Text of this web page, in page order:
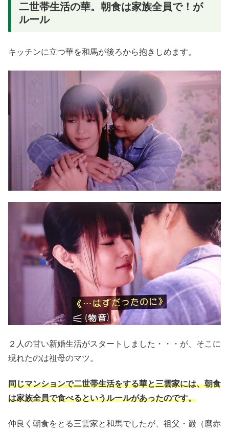
二世帯生活の華。朝食は家族全員で！が
ルール
キッチンに立つ華を和馬が後ろから抱きしめます。
２人の甘い新婚生活がスタートしました・・・が、そこに
現れたのは祖母のマツ。
同じマンションで二世帯生活をする華と三雲家には、朝食
は家族全員で食べるというルールがあったのです。
仲良く朝食をとる三雲家と和馬でしたが、祖父・巌（麿赤